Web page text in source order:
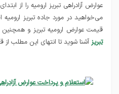
می‌خواهید در مورد جاده تبریز
قیمت عوارض ارومیه تبریز و
تبریز آشنا شوید تا انتهای این مطلب از